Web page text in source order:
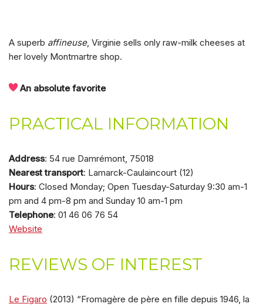
A superb affineuse, Virginie sells only raw-milk cheeses at
her lovely Montmartre shop.
An absolute favorite
PRACTICAL INFORMATION
Address: 54 rue Damrémont, 75018
Nearest transport: Lamarck-Caulaincourt (12)
Hours: Closed Monday; Open Tuesday-Saturday 9:30 am-1
pm and 4 pm-8 pm and Sunday 10 am-1 pm
Telephone: 01 46 06 76 54
Website
REVIEWS OF INTEREST
Le Figaro (2013) “Fromagère de père en fille depuis 1946, la